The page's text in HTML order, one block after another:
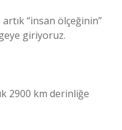
“insan ölçeğinin”
giriyoruz.
2900 km derinliğe